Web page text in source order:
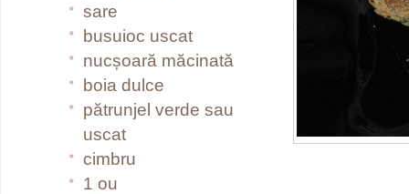
sare
busuioc uscat
nucșoară măcinată
boia dulce
pătrunjel verde sau
uscat
cimbru
1 ou